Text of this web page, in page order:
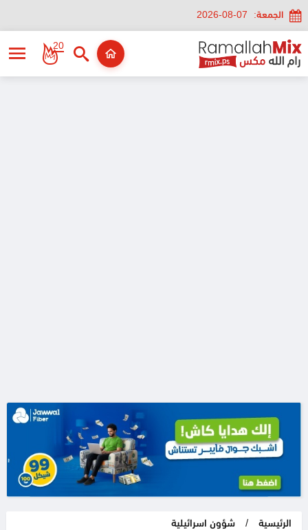
الجمعة: 2026-08-07
20
الرئيسية / شؤون اسرائيلية